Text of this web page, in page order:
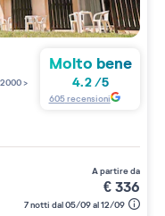
5>
Molto bene
4.2/5
605recensioni
a partire da
€336
7 notti dal 05/09 al 12/09